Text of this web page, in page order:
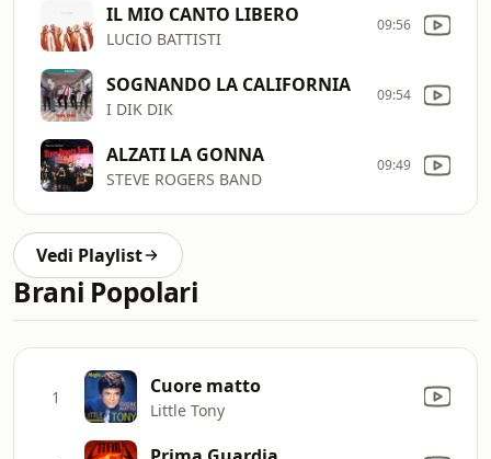
IL MIO CANTO LIBERO
LUCIO BATTISTI
09:56
SOGNANDO LA CALIFORNIA
I DIK DIK
09:54
ALZATI LA GONNA
STEVE ROGERS BAND
09:49
Vedi Playlist
Brani Popolari
1 Cuore matto
Little Tony